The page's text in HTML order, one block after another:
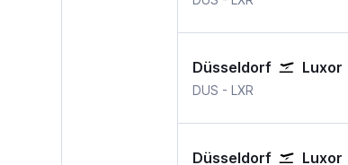
Düsseldorf Luxor
DUS - LXR
Düsseldorf Luxor